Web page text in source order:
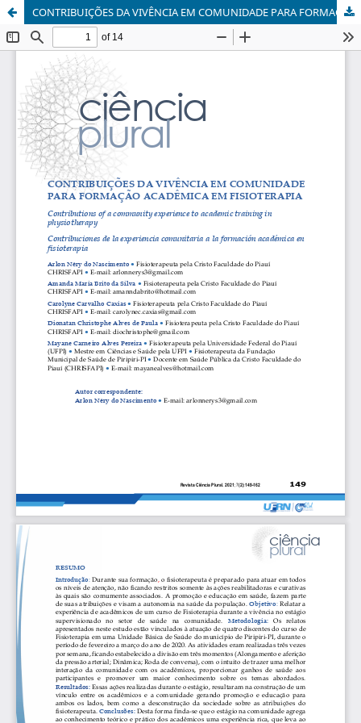
CONTRIBUIÇÕES DA VIVÊNCIA EM COMUNIDADE PARA FORMAÇÃO ACADÊMICA EM FISIOTERAPIA